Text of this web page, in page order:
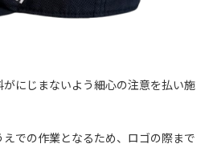
にじまないよう細心の注意を払い施
での作業となるため、ロゴの際まで